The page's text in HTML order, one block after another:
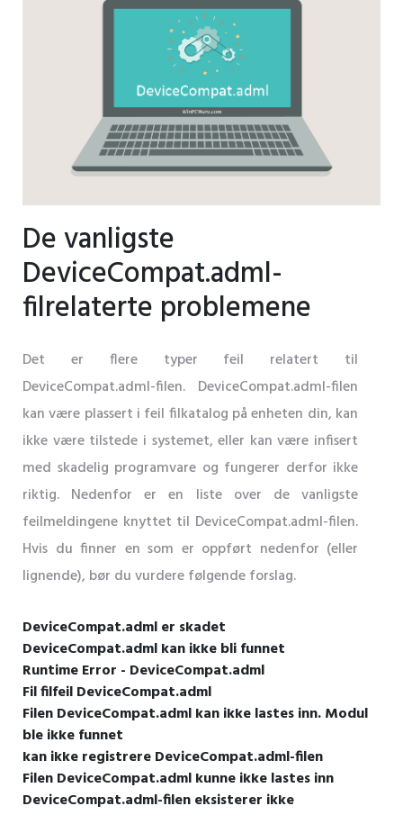
De vanligste
DeviceCompat.adml-
filrelaterte problemene
Det er flere typer feil relatert til
DeviceCompat.adml-filen. DeviceCompat.adml-filen
kan være plassert i feil filkatalog på enheten din, kan
ikke være tilstede i systemet, eller kan være infisert
med skadelig programvare og fungerer derfor ikke
riktig. Nedenfor er en liste over de vanligste
feilmeldingene knyttet til DeviceCompat.adml-filen.
Hvis du finner en som er oppført nedenfor (eller
lignende), bør du vurdere følgende forslag.
DeviceCompat.adml er skadet
DeviceCompat.adml kan ikke bli funnet
Runtime Error - DeviceCompat.adml
Fil filfeil DeviceCompat.adml
Filen DeviceCompat.adml kan ikke lastes inn. Modul
ble ikke funnet
kan ikke registrere DeviceCompat.adml-filen
Filen DeviceCompat.adml kunne ikke lastes inn
DeviceCompat.adml-filen eksisterer ikke